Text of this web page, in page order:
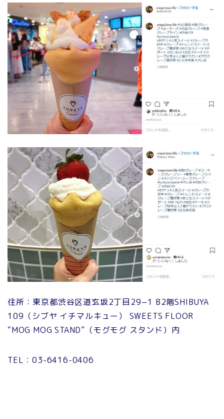
住所：東京都渋谷区道玄坂2丁目29−1 B2階SHIBUYA
109（シブヤ イチマルキュー） SWEETS FLOOR
“MOG MOG STAND”（モグモグ スタンド）内
TEL：03-6416-0406